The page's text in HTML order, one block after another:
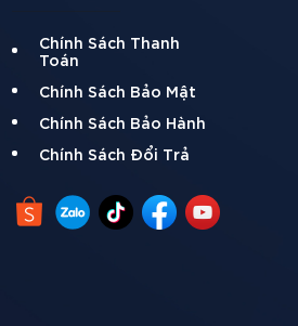
sẽ tư vấn tận tình chu
chúng tôi sẵn sang
Chính Sách Thanh
Toán
Chính Sách Bảo Mật
Chính Sách Bảo Hành
Chính Sách Đổi Trả